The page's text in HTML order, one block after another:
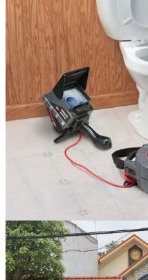
Thu gom rác thải sinh hoạt
và công nghiệp tại Hải...